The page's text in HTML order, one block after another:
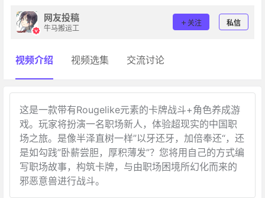
网友投稿
牛马搬运工
关注 私信
视频介绍 视频选集 交流讨论
这是一款带有Rougelike元素的卡牌战斗+角色养成游
戏。玩家将扮演一名职场新人，体验超现实的中国职
场之旅。是像半泽直树一样”以牙还牙，加倍奉还“，还
是如勾践”卧薪尝胆，厚积薄发”？您将用自己的方式编
写职场故事，构筑卡牌，与由职场困境所幻化而来的
邪恶意兽进行战斗。